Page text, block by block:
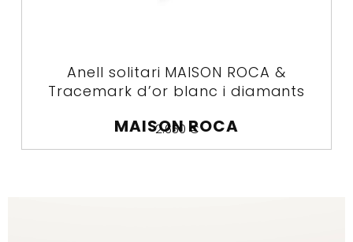
Anell solitari MAISON ROCA &
Tracemark d’or blanc i diamants
MAISON ROCA
2.650 €